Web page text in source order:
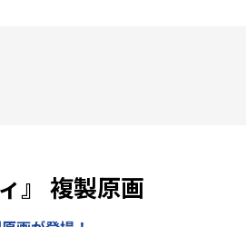
』 複製原画